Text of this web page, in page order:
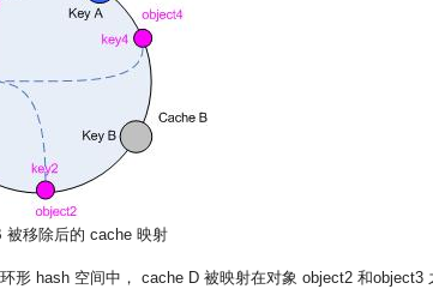
被移除后的 cache 映射
形 hash 空间中， cache D 被映射在对象 object2 和object3